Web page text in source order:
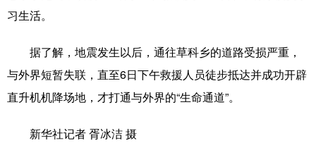
文化产业
地方频道
北京 天津 河北
辽宁 吉林
习生活。
据了解，地震发生以后，通往草科乡的道路受损严重，
与外界短暂失联，直至6日下午救援人员徒步抵达并成功开辟
直升机机降场地，才打通与外界的“生命通道”。
新华社记者 胥冰洁 摄